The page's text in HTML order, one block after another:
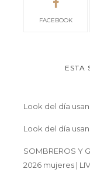
FACEBOOK
ESTA
Look del día
Look del día
SOMBREROS Y
2026 mujeres |